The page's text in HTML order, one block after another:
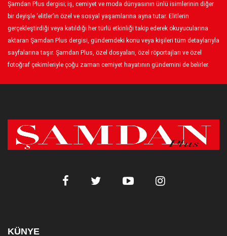
Şamdan Plus dergisi; iş, cemiyet ve moda dünyasının ünlü isimlerinin diğer
bir deyişle ‘elitler’in özel ve sosyal yaşamlarına ayna tutar. Elitlerin
gerçekleştirdiği veya katıldığı her türlü etkinliği takip ederek okuyucularına
aktaran Şamdan Plus dergisi, gündemdeki konu veya kişileri tüm detaylarıyla
sayfalarına taşır. Şamdan Plus, özel dosyaları, özel röportajları ve özel
fotoğraf çekimleriyle çoğu zaman cemiyet hayatının gündemini de belirler.
KÜNYE